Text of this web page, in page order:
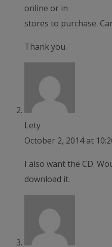
online or in
stores to purchase.
Thank you.
Lety
October 2, 2014 at
I also want the CD.
download it.